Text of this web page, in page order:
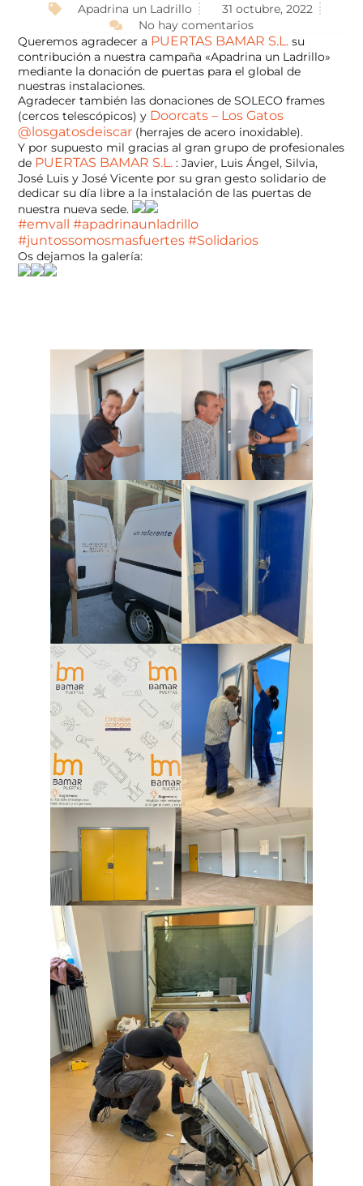
Apadrina un Ladrillo
31 octubre, 2022
No hay comentarios
Queremos agradecer a PUERTAS BAMAR S.L. su
contribución a nuestra campaña «Apadrina un Ladrillo»
mediante la donación de puertas para el global de
nuestras instalaciones.
Agradecer también las donaciones de SOLECO frames
(cercos telescópicos) y Doorcats – Los Gatos
@losgatosdeiscar (herrajes de acero inoxidable).
Y por supuesto mil gracias al gran grupo de profesionales
de PUERTAS BAMAR S.L. : Javier, Luis Ángel, Silvia,
José Luis y José Vicente por su gran gesto solidario de
dedicar su día libre a la instalación de las puertas de
nuestra nueva sede.
#emvall #apadrinaunladrillo
#juntossomosmasfuertes #Solidarios
Os dejamos la galería: